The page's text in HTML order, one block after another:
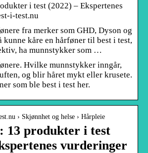
i test (2022) – Ekspertenes
i-test.nu
fra merker som GHD, Dyson og
kunne kåre en hårføner til best i test,
ha munnstykker som …
Hvilke munnstykker inngår,
og blir håret mykt eller krusete.
som ble best i test her.
› Skjønnhet og helse › Hårpleie
13 produkter i test
vurderinger